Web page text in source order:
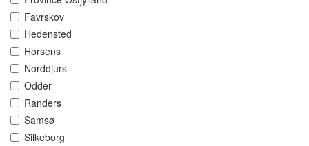
Favrskov
Hedensted
Horsens
Norddjurs
Odder
Randers
Samsø
Silkeborg